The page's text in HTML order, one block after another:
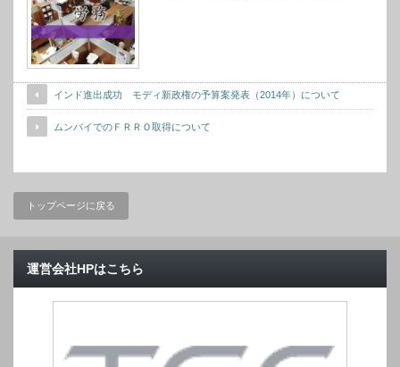
インド進出成功 モディ新政権の予算案発表（2014年）について
ムンバイでのＦＲＲＯ取得について
トップページに戻る
運営会社HPはこちら